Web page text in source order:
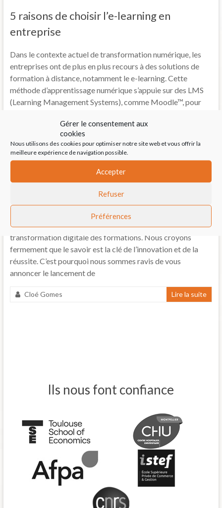
Gérer le consentement aux
cookies
Nous utilisons des cookies pour optimiser notre site web et vous offrir la
meilleure expérience de navigation possible.
Accepter
Refuser
Préférences
5 raisons de choisir l’e-learning en
entreprise
Dans le contexte actuel de transformation numérique, les
entreprises ont de plus en plus recours à des solutions de
formation à distance, notamment le e-learning. Cette
méthode d’apprentissage numérique s’appuie sur des LMS
(Learning Management Systems), comme Moodle™, pour
Cloé Gomes
La nouvelle newsletter dédiée au e-
learning et à la digitalisation de la
formation
Chez Andil, nous sommes passionnés par le e-learning et la
transformation digitale des formations. Nous croyons
fermement que le savoir est la clé de l’innovation et de la
réussite. C’est pourquoi nous sommes ravis de vous
annoncer le lancement de
Cloé Gomes Lire la suite
Ils nous font confiance